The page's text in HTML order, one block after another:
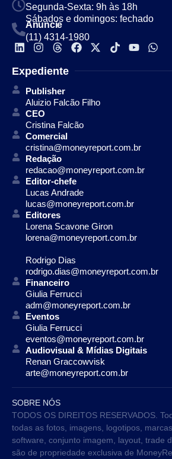
Segunda-Sexta: 9h às 18h
Sábados e domingos: fechado
Anuncie
(11) 4314-1980
Expediente
Publisher
Aluizio Falcão Filho
CEO
Cristina Falcão
Comercial
cristina@moneyreport.com.br
Redação
redacao@moneyreport.com.br
Editor-chefe
Lucas Andrade
lucas@moneyreport.com.br
Editores
Lorena Scavone Giron
lorena@moneyreport.com.br
Rodrigo Dias
rodrigo.dias@moneyreport.com.br
Financeiro
Giulia Ferrucci
adm@moneyreport.com.br
Eventos
Giulia Ferrucci
eventos@moneyreport.com.br
Audiovisual & Mídias Digitais
Renan Graccowvisk
arte@moneyreport.com.br
SOBRE NÓS
TODOS OS DIREITOS RESERVADOS.
todas as fotos, imagens, logotipos,
software, conjunto imagem, layout, trade
são de propriedade exclusiva de